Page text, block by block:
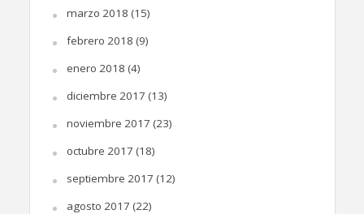
marzo 2018 (15)
febrero 2018 (9)
enero 2018 (4)
diciembre 2017 (13)
noviembre 2017 (23)
octubre 2017 (18)
septiembre 2017 (12)
agosto 2017 (22)